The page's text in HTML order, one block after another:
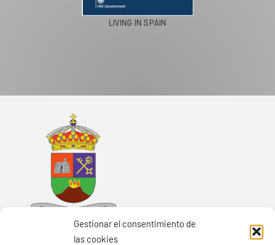
Gestionar el consentimiento de
las cookies
LIVING IN SPAIN